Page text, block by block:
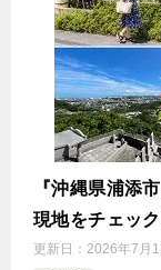
『沖縄県浦添
現地をチェック
更新日： 2026年7月